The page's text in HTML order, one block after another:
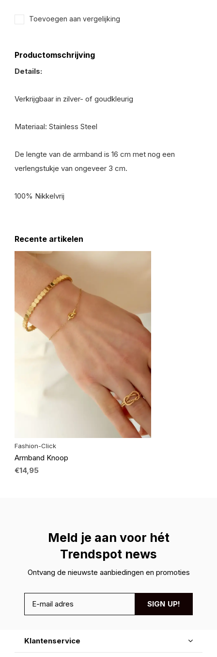
Toevoegen aan vergelijking
Productomschrijving
Details:
Verkrijgbaar in zilver- of goudkleurig
Materiaal: Stainless Steel
De lengte van de armband is 16 cm met nog een
verlengstukje van ongeveer 3 cm.
100% Nikkelvrij
Recente artikelen
Fashion-Click
Armband Knoop
€14,95
Meld je aan voor hét
Trendspot news
Ontvang de nieuwste aanbiedingen en promoties
SIGN UP!
Klantenservice